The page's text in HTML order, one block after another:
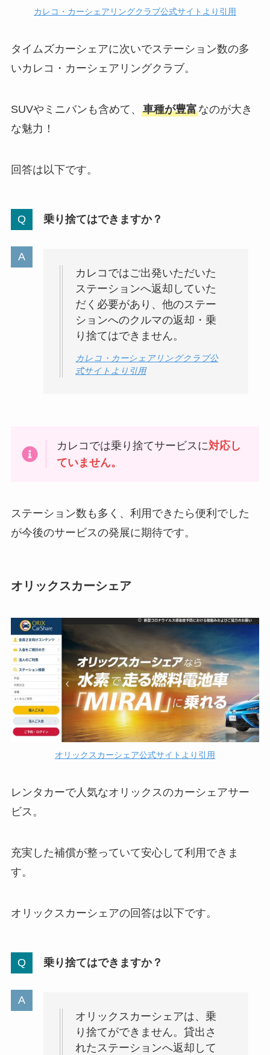
カレコ・カーシェアリングクラブ公式サイトより引用
タイムズカーシェアに次いでステーション数の多
いカレコ・カーシェアリングクラブ。
SUVやミニバンも含めて、 車種が豊富なのが大き
な魅力！
回答は以下です。
乗り捨てはできますか？
カレコではご出発いただいた
ステーションへ返却していた
だく必要があり、他のステー
ションへのクルマの返却・乗
り捨てはできません。
カレコ・カーシェアリングクラブ公
式サイトより引用
カレコでは乗り捨てサービスに対応し
ていません。
ステーション数も多く、利用できたら便利でした
が今後のサービスの発展に期待です。
オリックスカーシェア
オリックスカーシェア公式サイトより引用
レンタカーで人気なオリックスのカーシェアサー
ビス。
充実した補償が整っていて安心して利用できま
す。
オリックスカーシェアの回答は以下です。
乗り捨てはできますか？
オリックスカーシェアは、乗
り捨てができません。貸出さ
れたステーションへ返却して